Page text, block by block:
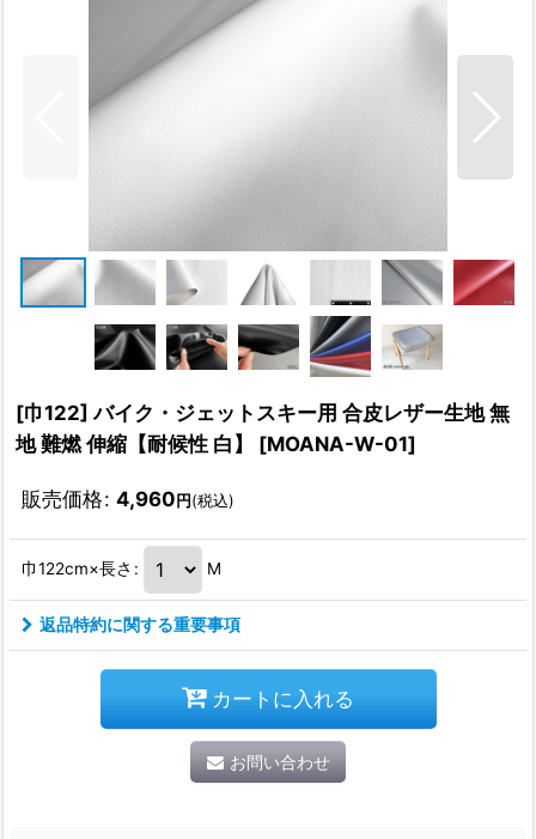
[巾122] バイク・ジェットスキー用 合皮レザー生地 無
地 難燃 伸縮【耐候性 白】
[MOANA-W-01]
販売価格: 4,960円(税込)
巾122cm×長さ : M
返品特約に関する重要事項
カートに入れる
お問い合わせ